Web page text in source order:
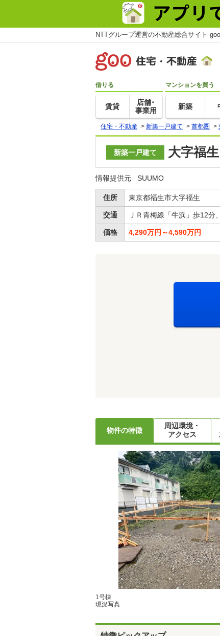
NTTグループ運営の不動産総合サイト
借りる
賃貸
店舗･
事業用
マンションを買う
新築
住宅・不動産 > 新築一戸建て > 首都圏 >
新築一戸建て 大字福
情報提供元 SUUMO
住所 東京都福生市大字福生
交通 ＪＲ青梅線「牛浜」歩12
価格 4,290万円～4,590万円
物件の特徴
周辺環境・
アクセス
1号棟
現況写真